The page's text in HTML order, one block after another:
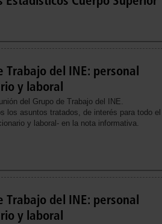
Trabajo del INE: personal
y laboral
del Grupo de Trabajo del INE.
los asuntos tratados, de interés para todo el
y laboral- en la nota informativa.
Trabajo del INE: personal
y laboral